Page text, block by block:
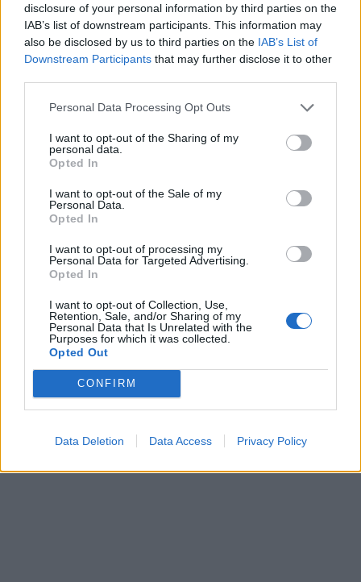
disclosure of your personal information by third parties on the
IAB’s list of downstream participants. This information may
also be disclosed by us to third parties on the IAB’s List of
Downstream Participants that may further disclose it to other
Personal Data Processing Opt Outs
I want to opt-out of the Sharing of my
personal data.
Opted In
I want to opt-out of the Sale of my
Personal Data.
Opted In
I want to opt-out of processing my
Personal Data for Targeted Advertising.
Opted In
I want to opt-out of Collection, Use,
Retention, Sale, and/or Sharing of my
Personal Data that Is Unrelated with the
Purposes for which it was collected.
Opted Out
CONFIRM
Data Deletion Data Access Privacy Policy
έχοντας πάντα στόχο την ανακούφιση του.
Ευχαριστώ εκ βάθους καρδίας και τον πρώην Δ/ντη της
Γυναικολογικής κλινικής κ. Λάζαρο Σκάγκο για την ηθική
Με όλα όσα σου είπα Αι- Βασίλη θέλω να καταδείξω ότι το
φιλότιμο και η αυτοθυσία είναι δύο μοναδικές αρετές που
νομίζω ότι μόνο στον Ελληνικό λαό βρίσκεις. Ούτε η κρίση
τις αξίες και αρετές του Έλληνα σε όποιο μετερίζι και αν
βρίσκεται. Ο αλτρουισμός του Έλληνα είναι μοναδικός.
και των 2 Νοσοκομείων για μια χαρούμενη Χρόνια γεμάτη
Αγάπη, Ευτυχία, Γαλήνη και πάνω απ’ όλα Υγεία και Δύναμη
για να συνεχίσουν το δύσκολο έργο τους.
Καλή Χρονιά
Δέσποινα Παπαδοπούλου Κουκούτση.